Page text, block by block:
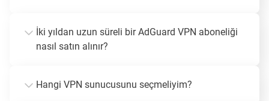
İki yıldan uzun süreli bir AdGuard VPN aboneliği
nasıl satın alınır?
Hangi VPN sunucusunu seçmeliyim?